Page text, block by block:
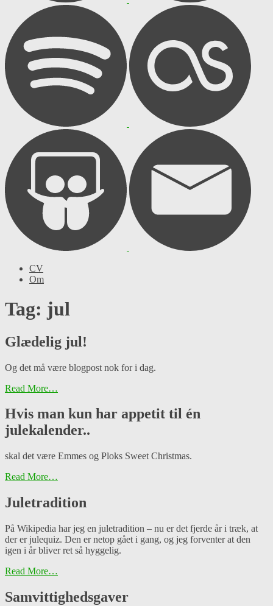
CV
Om
Tag: jul
Glædelig jul!
Og det må være blogpost nok for i dag.
Read More…
Hvis man kun har appetit til én
julekalender..
skal det være Emmes og Ploks Sweet Christmas.
Read More…
Juletradition
På Wikipedia har jeg en juletradition – nu er det fjerde år i træk, at
der er julequiz. Den er netop gået i gang, og jeg forventer at den
igen i år bliver ret så hyggelig.
Read More…
Samvittighedsgaver